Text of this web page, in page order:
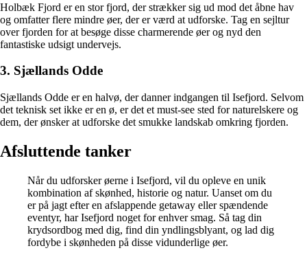
Holbæk Fjord er en stor fjord, der strækker sig ud mod det åbne hav
og omfatter flere mindre øer, der er værd at udforske. Tag en sejltur
over fjorden for at besøge disse charmerende øer og nyd den
fantastiske udsigt undervejs.
3. Sjællands Odde
Sjællands Odde er en halvø, der danner indgangen til Isefjord. Selvom
det teknisk set ikke er en ø, er det et must-see sted for naturelskere og
dem, der ønsker at udforske det smukke landskab omkring fjorden.
Afsluttende tanker
Når du udforsker øerne i Isefjord, vil du opleve en unik
kombination af skønhed, historie og natur. Uanset om du
er på jagt efter en afslappende getaway eller spændende
eventyr, har Isefjord noget for enhver smag. Så tag din
krydsordbog med dig, find din yndlingsblyant, og lad dig
fordybe i skønheden på disse vidunderlige øer.